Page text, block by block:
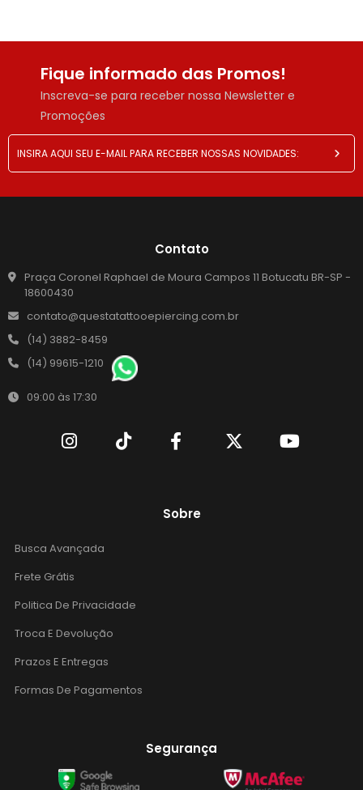
Fique informado das Promos!
Inscreva-se para receber nossa Newsletter e
Promoções
Contato
Praça Coronel Raphael de Moura Campos 11 Botucatu BR-SP -
18600430
contato@questatattooepiercing.com.br
(14) 3882-8459
(14) 99615-1210
09:00 às 17:30
Sobre
Busca Avançada
Frete Grátis
Politica De Privacidade
Troca E Devolução
Prazos E Entregas
Formas De Pagamentos
Segurança